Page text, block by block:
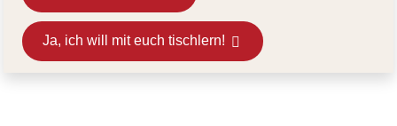
Ja, ich will mit euch tischlern!